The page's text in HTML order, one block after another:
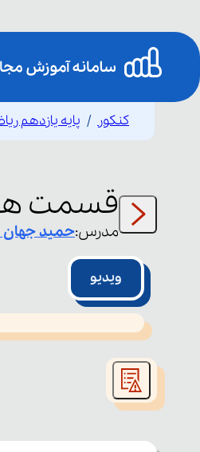
کنکور پایه یازدهم
قسمت
مدرس:حمید
ویدیو
This
is
window.